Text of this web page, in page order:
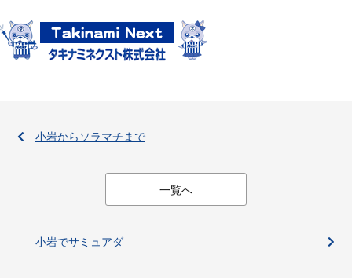
小岩からソラマチまで
一覧へ
小岩でサミュアダ